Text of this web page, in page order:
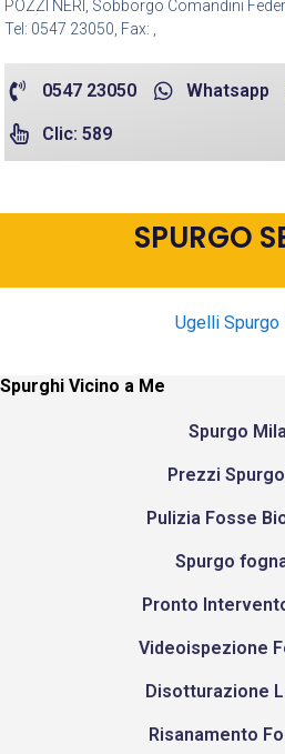
POZZI NERI, Sobborgo Comandini
Tel: 0547 23050, Fax: ,
0547 23050 Whatsapp
Clic: 589
SPURGO
Ugelli Spurgo
Spurghi Vicino a Me
Spurgo
Prezzi
Pulizia Fosse
Spurgo
Pronto
Videoispezione
Disotturazione
Risanamento